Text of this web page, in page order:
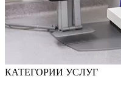
КАТЕГОРИИ УСЛУГ